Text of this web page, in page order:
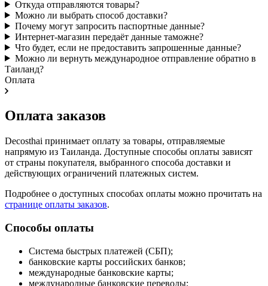
Откуда отправляются товары?
Можно ли выбрать способ доставки?
Почему могут запросить паспортные данные?
Интернет-магазин передаёт данные таможне?
Что будет, если не предоставить запрошенные данные?
Можно ли вернуть международное отправление обратно в
Таиланд?
Оплата
Оплата заказов
Decosthai принимает оплату за товары, отправляемые
напрямую из Таиланда. Доступные способы оплаты зависят
от страны покупателя, выбранного способа доставки и
действующих ограничений платежных систем.
Подробнее о доступных способах оплаты можно прочитать на
странице оплаты заказов.
Способы оплаты
Система быстрых платежей (СБП);
банковские карты российских банков;
международные банковские карты;
международные банковские переводы;